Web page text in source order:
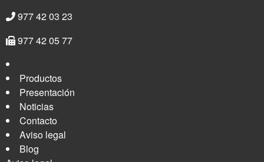
977 42 03 23
977 42 05 77
Productos
Presentación
Noticias
Contacto
Aviso legal
Blog